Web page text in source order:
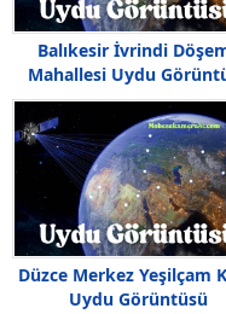
Balıkesir İvrindi
Mahallesi Uydu
Düzce Merkez Yeşilçam
Uydu Görüntüsü